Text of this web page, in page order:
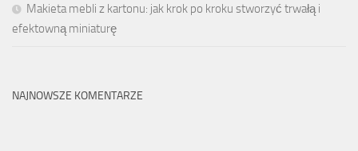
Makieta mebli z kartonu: jak krok po kroku stworzyć trwałą i
efektowną miniaturę
NAJNOWSZE KOMENTARZE